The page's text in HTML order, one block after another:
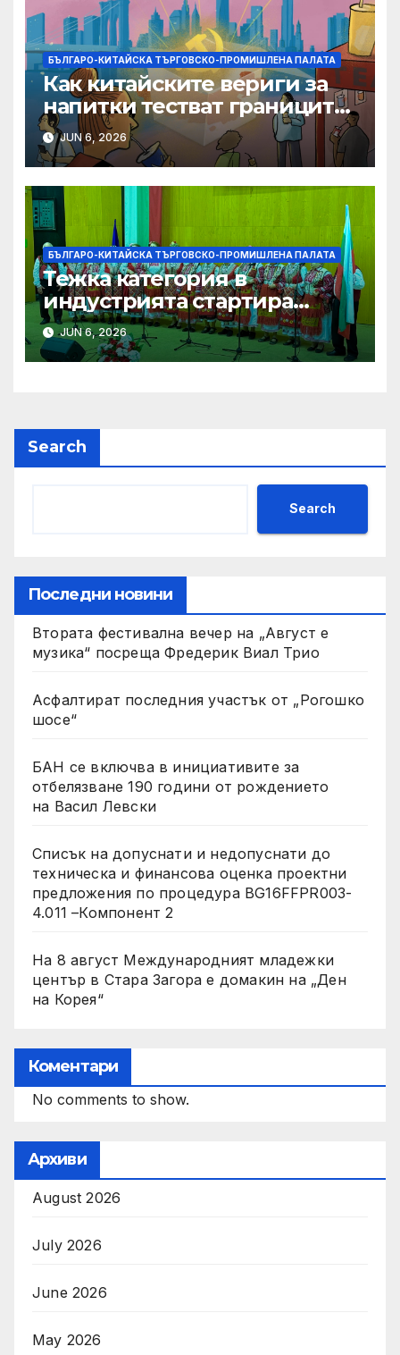
БЪЛГАРО-КИТАЙСКА ТЪРГОВСКО-ПРОМИШЛЕНА ПАЛАТА
Как китайските вериги за
напитки тестват границите
на меката сила
JUN 6, 2026
БЪЛГАРО-КИТАЙСКА ТЪРГОВСКО-ПРОМИШЛЕНА ПАЛАТА
Тежка категория в
индустрията стартира
алианс за космическа
слънчева енергия
JUN 6, 2026
Search
Search
Последни новини
Втората фестивална вечер на „Август е
музика“ посреща Фредерик Виал Трио
Асфалтират последния участък от „Рогошко
шосе“
БАН се включва в инициативите за
отбелязване 190 години от рождението
на Васил Левски
Списък на допуснати и недопуснати до
техническа и финансова оценка проектни
предложения по процедура BG16FFPR003-
4.011 –Компонент 2
На 8 август Международният младежки
център в Стара Загора е домакин на „Ден
на Корея“
Коментари
No comments to show.
Архиви
August 2026
July 2026
June 2026
May 2026